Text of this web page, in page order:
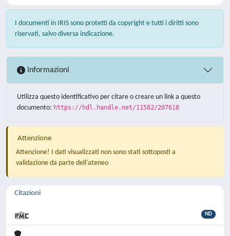
I documenti in IRIS sono protetti da copyright e tutti i diritti sono
riservati, salvo diversa indicazione.
Informazioni
Utilizza questo identificativo per citare o creare un link a questo
documento: https://hdl.handle.net/11582/207618
Attenzione
Attenzione! I dati visualizzati non sono stati sottoposti a
validazione da parte dell'ateneo
Citazioni
ND